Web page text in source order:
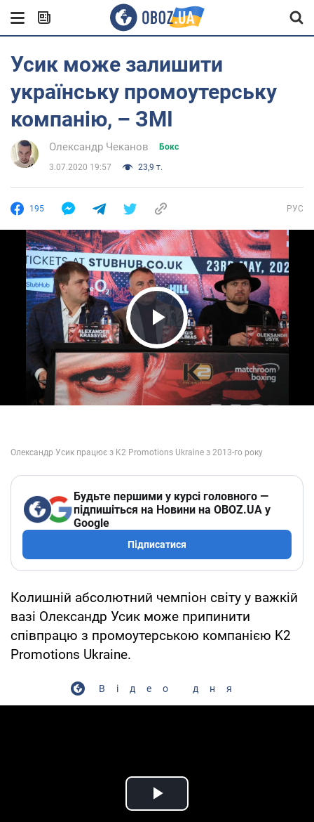
Усик може залишити
українську промоутерську
компанію, – ЗМІ
Олександр Чеканов Бокс
3.07.2020 19:57 23,9 т.
195 РУС
Play Video
Будьте першими у курсі головного —
підпишіться на Новини на OBOZ.UA у
Google
Підписатися
Колишній абсолютний чемпіон світу у важкій
вазі Олександр Усик може припинити
співпрацю з промоутерською компанією K2
Promotions Ukraine.
Відео дня
Play Video